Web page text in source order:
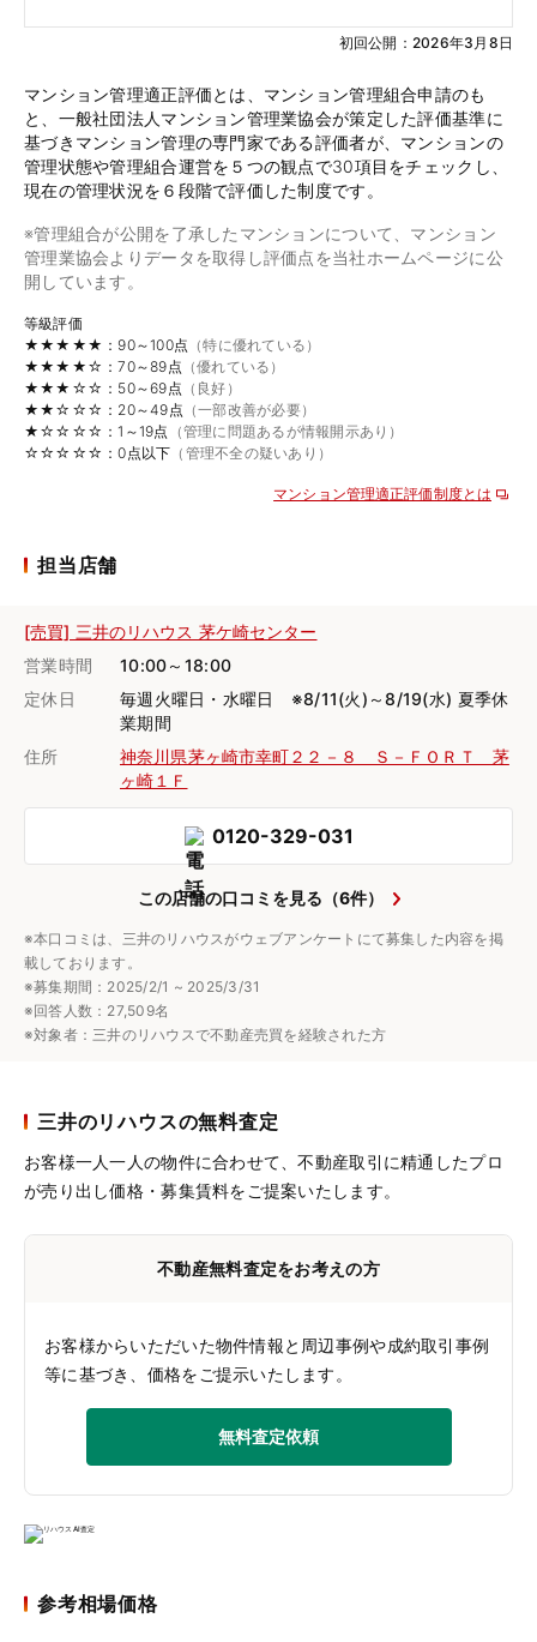
初回公開：2026年3月8日
マンション管理適正評価とは、マンション管理組合申請のも
と、一般社団法人マンション管理業協会が策定した評価基準に
基づきマンション管理の専門家である評価者が、マンションの
管理状態や管理組合運営を５つの観点で30項目をチェックし、
現在の管理状況を６段階で評価した制度です。
※管理組合が公開を了承したマンションについて、マンション
管理業協会よりデータを取得し評価点を当社ホームページに公
開しています。
等級評価
★★★★★：90～100点 （特に優れている）
★★★★☆：70～89点 （優れている）
★★★☆☆：50～69点 （良好）
★★☆☆☆：20～49点 （一部改善が必要）
★☆☆☆☆：1～19点 （管理に問題あるが情報開示あり）
☆☆☆☆☆：0点以下 （管理不全の疑いあり）
マンション管理適正評価制度とは
担当店舗
[売買] 三井のリハウス 茅ケ崎センター
営業時間
10:00～18:00
定休日
毎週火曜日・水曜日 ※8/11(火)～8/19(水) 夏季休
業期間
住所
神奈川県茅ヶ崎市幸町２２－８ Ｓ－ＦＯＲＴ 茅
ヶ崎１Ｆ
0120-329-031
この店舗の口コミを見る（6件）
※本口コミは、三井のリハウスがウェブアンケートにて募集した内容を掲
載しております。
※募集期間：2025/2/1 ~ 2025/3/31
※回答人数：27,509名
※対象者：三井のリハウスで不動産売買を経験された方
三井のリハウスの無料査定
お客様一人一人の物件に合わせて、不動産取引に精通したプロ
が売り出し価格・募集賃料をご提案いたします。
不動産無料査定をお考えの方
お客様からいただいた物件情報と周辺事例や成約取引事例
等に基づき、価格をご提示いたします。
無料査定依頼
参考相場価格